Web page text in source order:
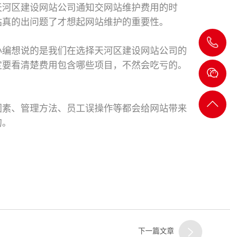
020-
8232
2722
返回
区建设网站公司通知交网站维护费用的时
的出问题了才想起网站维护的重要性。
想说的是我们在选择天河区建设网站公司的
看清楚费用包含哪些项目，不然会吃亏的。
、管理方法、员工误操作等都会给网站带来
下一篇文章